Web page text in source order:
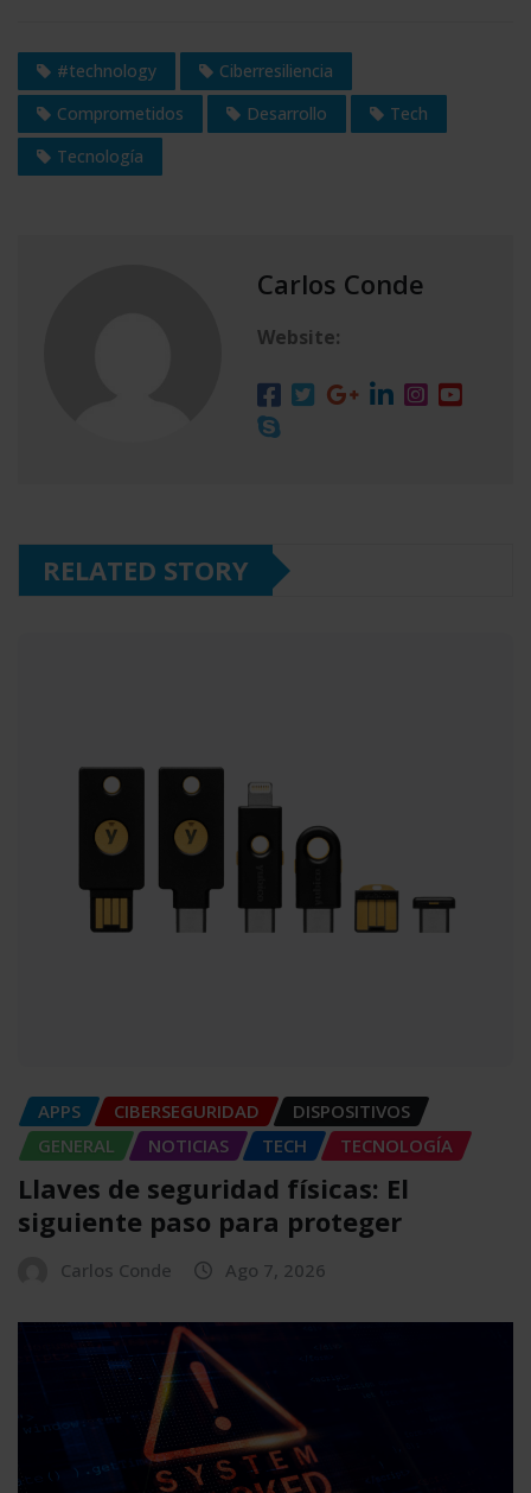
#technology
Ciberresiliencia
Comprometidos
Desarrollo
Tech
Tecnología
Carlos Conde
Website:
RELATED STORY
APPS CIBERSEGURIDAD
DISPOSITIVOS
GENERAL
NOTICIAS TECH TECNOLOGÍA
Llaves de seguridad físicas: El
siguiente paso para proteger
Carlos Conde Ago 7, 2026